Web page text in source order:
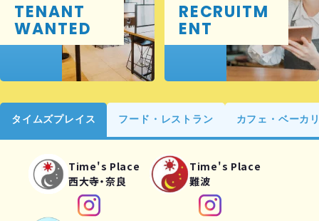
TENANT
WANTED
RECRUITM
ENT
タイムズプレイス フード・レストラン カフェ・ベーカ
Time's Place
西大寺・奈良
Time's Place
難波